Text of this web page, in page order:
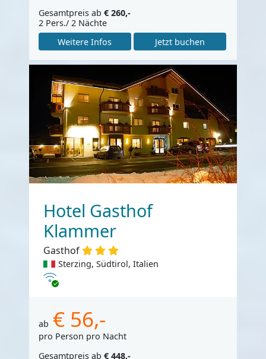
Gesamtpreis ab € 260,-
2 Pers./ 2 Nächte
Weitere Infos
Jetzt buchen
Hotel Gasthof
Klammer
Gasthof
Sterzing, Südtirol, Italien
Internet
ab € 56,-
pro Person pro Nacht
Gesamtpreis ab € 448,-